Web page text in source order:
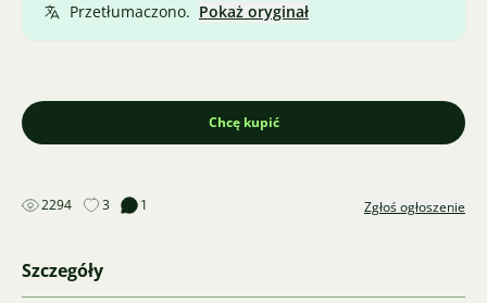
Przetłumaczono. Pokaż oryginał
Chcę kupić
2294 3 1 Zgłoś ogłoszenie
Szczegóły